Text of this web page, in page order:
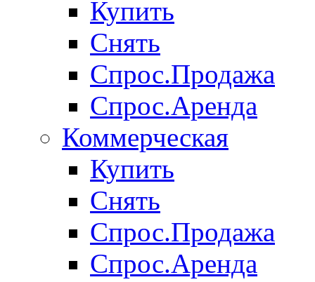
Купить
Снять
Спрос.Продажа
Спрос.Аренда
Коммерческая
Купить
Снять
Спрос.Продажа
Спрос.Аренда